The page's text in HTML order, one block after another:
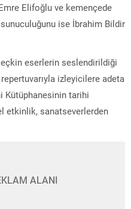
Elifoğlu ve kemençede
ise İbrahim Bildir
eserlerin seslendirildiği
izleyicilere adeta
Kütüphanesinin tarihi
etkinlik, sanatseverlerden
ALANI